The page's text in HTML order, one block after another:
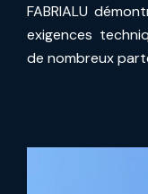
FABRIALU
exigences
de nombreux